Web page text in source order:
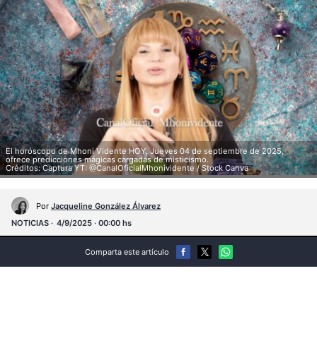
El horóscopo de Mhoni Vidente HOY, Jueves 04 de septiembre de 2025,
ofrece predicciones mágicas cargadas de misticismo.
Créditos: Captura YT: @CanalOficialMhonividente / Stock Canva
Por Jacqueline González Álvarez
NOTICIAS
4/9/2025 · 00:00 hs
Comparta este artículo